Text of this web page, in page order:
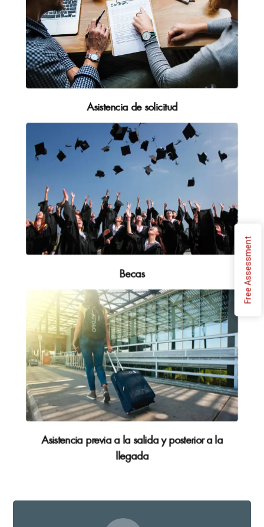
Asistencia de solicitud
Becas
Asistencia previa a la salida y posterior a la
llegada
Free Assessment